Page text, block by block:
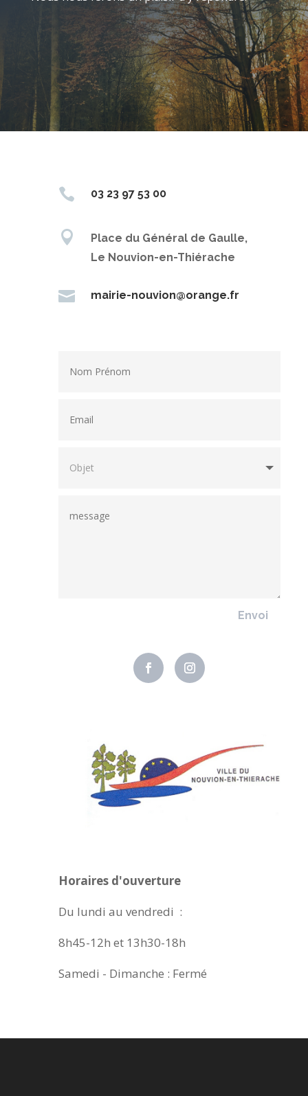
 03 23 97 53 00

Place du Général de Gaulle,
Le Nouvion-en-Thiérache
 mairie-nouvion@orange.fr
Envoi
Horaires d'ouverture
Du lundi au vendredi :
8h45-12h et 13h30-18h
Samedi - Dimanche : Fermé